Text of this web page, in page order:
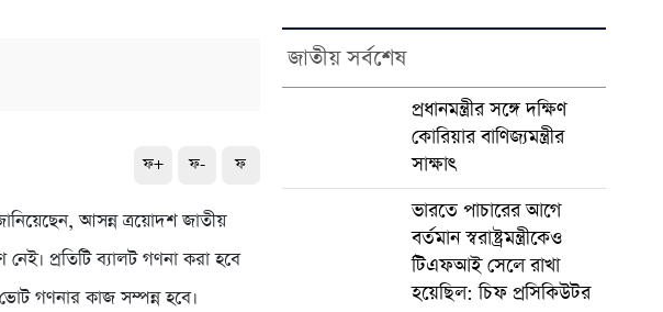
ফ+ ফ- ফ
আসন্ন ত্রয়োদশ জাতীয়
প্রতিটি ব্যালট গণনা করা হবে
গণনার কাজ সম্পন্ন হবে।
জাতীয় সর্বশেষ
প্রধানমন্ত্রীর সঙ্গে দক্ষিণ
কোরিয়ার বাণিজ্যমন্ত্রীর
সাক্ষাৎ
ভারতে পাচারের আগে
বর্তমান স্বরাষ্ট্রমন্ত্রীকেও
টিএফআই সেলে রাখা
হয়েছিল: চিফ প্রসিকিউটর